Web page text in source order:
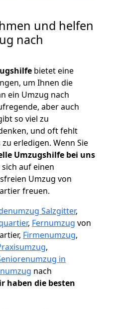
und helfen
nach
bietet eine
um Ihnen die
ein Umzug nach
aber auch
so viel zu
und oft fehlt
erledigen. Wenn Sie
Umzugshilfe bei uns
auf einen
Umzug von
freuen.
Salzgitter,
, Fernumzug von
Firmenumzug,
,
in
nach
haben die besten